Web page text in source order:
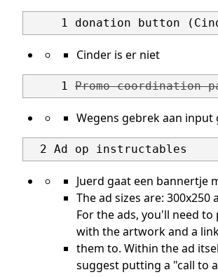
Cinder is er niet
     1
Promo coordination
Wegens gebrek aan input
Juerd gaat een bannertje
The ad sizes are: 300x250
For the ads, you'll need to
with the artwork and a
them to. Within the ad
suggest putting a "call to